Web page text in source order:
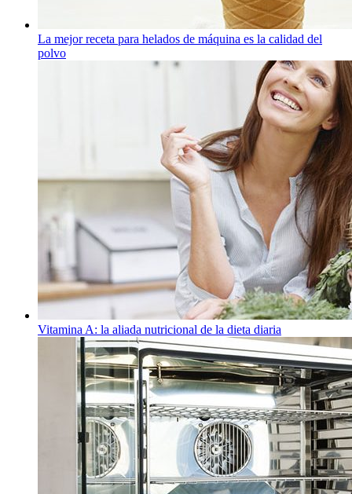
La mejor receta para helados de máquina es la calidad del
polvo
Vitamina A: la aliada nutricional de la dieta diaria